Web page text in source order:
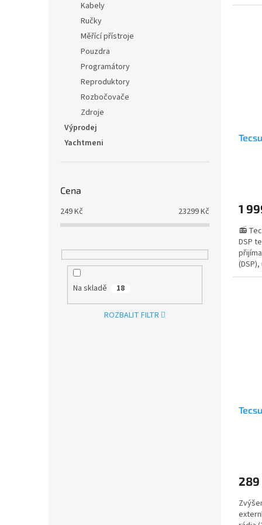
Kabely
Ručky
Měřící přístroje
Pouzdra
Programátory
Reproduktory
Rozbočovače
Zdroje
Výprodej
Yachtmeni
Cena
249Kč 23299Kč
Na skladě 18
ROZBALIT FILTR
je
z
5
1
📻
DSP
je
z
5
289